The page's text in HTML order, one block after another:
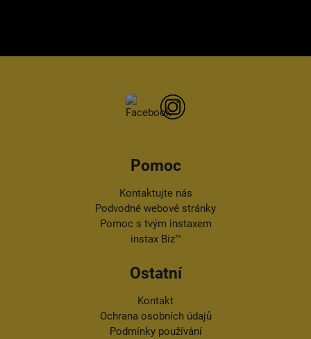
Pomoc
Kontaktujte nás
Podvodné webové stránky
Pomoc s tvým instaxem
instax Biz™
Ostatní
Kontakt
Ochrana osobních údajů
Podmínky používání